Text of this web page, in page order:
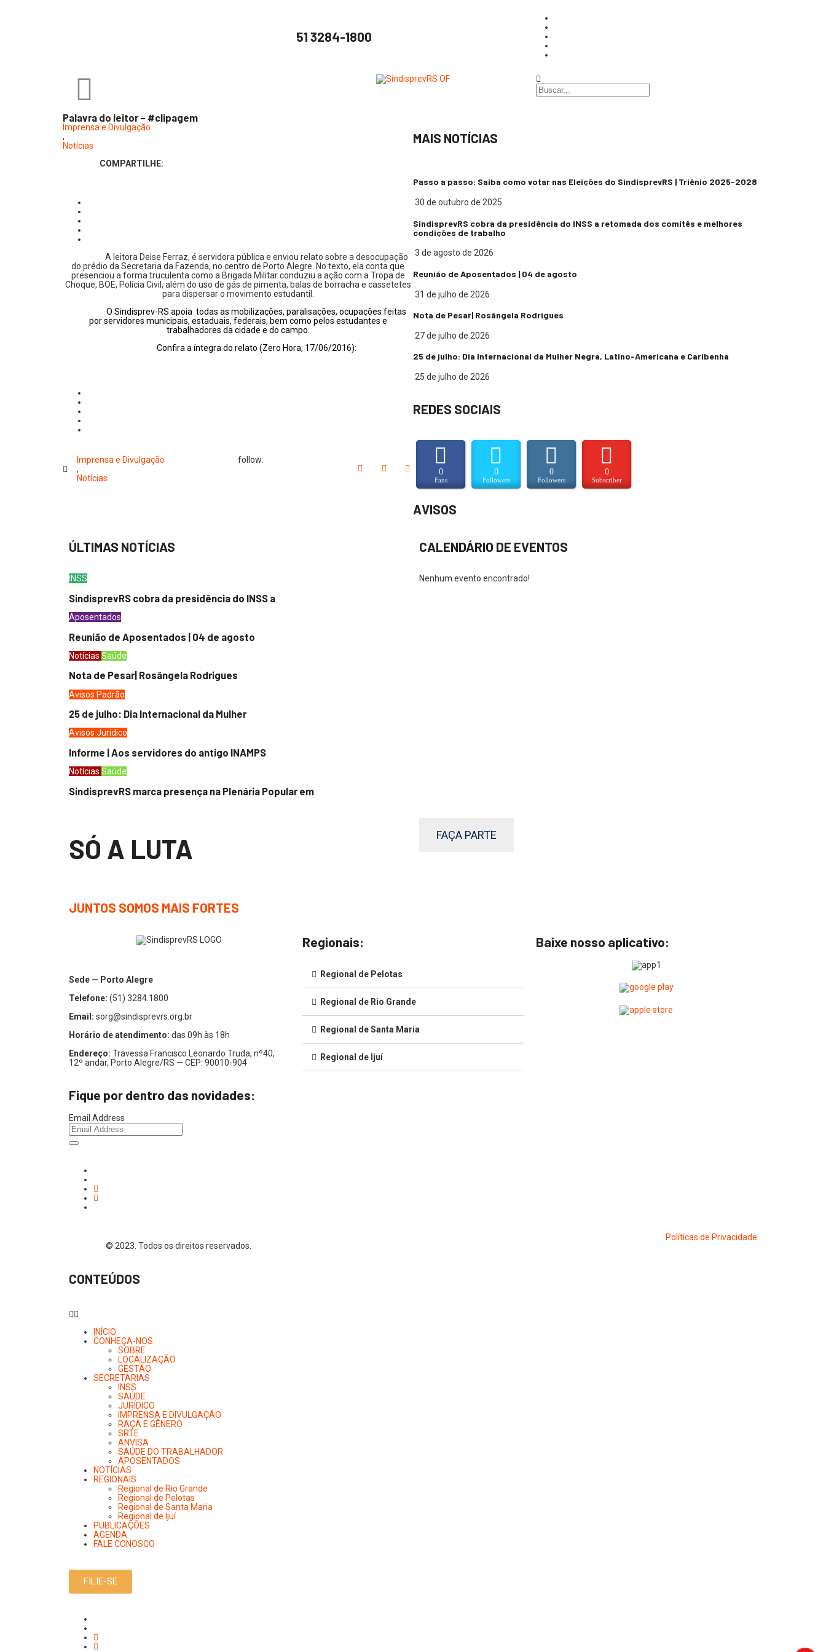
51 3284-1800
Palavra do leitor – #clipagem
Imprensa e Divulgação
,
Notícias
COMPARTILHE:
A leitora Deise Ferraz, é servidora pública e enviou relato sobre a desocupação
do prédio da Secretaria da Fazenda, no centro de Porto Alegre. No texto, ela conta que
presenciou a forma truculenta como a Brigada Militar conduziu a ação com a Tropa de
Choque, BOE, Polícia Civil, além do uso de gás de pimenta, balas de borracha e cassetetes
para dispersar o movimento estudantil.
O Sindisprev-RS apoia todas as mobilizações, paralisações, ocupações feitas
por servidores municipais, estaduais, federais, bem como pelos estudantes e
trabalhadores da cidade e do campo.
Confira a íntegra do relato (Zero Hora, 17/06/2016):
Imprensa e Divulgação
,
Notícias
follow:
MAIS NOTÍCIAS
Passo a passo: Saiba como votar nas Eleições do SindisprevRS | Triênio 2025-2028
30 de outubro de 2025
SindisprevRS cobra da presidência do INSS a retomada dos comitês e melhores
condições de trabalho
3 de agosto de 2026
Reunião de Aposentados | 04 de agosto
31 de julho de 2026
Nota de Pesar| Rosângela Rodrigues
27 de julho de 2026
25 de julho: Dia Internacional da Mulher Negra, Latino-Americana e Caribenha
25 de julho de 2026
REDES SOCIAIS
0
Fans
0
Followers
0
Followers
0
Subscriber
AVISOS
ÚLTIMAS NOTÍCIAS
INSS
SindisprevRS cobra da presidência do INSS a
Aposentados
Reunião de Aposentados | 04 de agosto
Notícias Saúde
Nota de Pesar| Rosângela Rodrigues
Avisos Padrão
25 de julho: Dia Internacional da Mulher
Avisos Jurídico
Informe | Aos servidores do antigo INAMPS
Notícias Saúde
SindisprevRS marca presença na Plenária Popular em
CALENDÁRIO DE EVENTOS
Nenhum evento encontrado!
SÓ A LUTA
JUNTOS SOMOS MAIS FORTES
FAÇA PARTE
Sede — Porto Alegre
Telefone: (51) 3284.1800
Email: sorg@sindisprevrs.org.br
Horário de atendimento: das 09h às 18h
Endereço: Travessa Francisco Leonardo Truda, nº40,
12º andar, Porto Alegre/RS — CEP: 90010-904
Fique por dentro das novidades:
Email Address
Regionais:
Regional de Pelotas
Regional de Rio Grande
Regional de Santa Maria
Regional de Ijuí
Baixe nosso aplicativo:
© 2023. Todos os direitos reservados.
Políticas de Privacidade
CONTEÚDOS
INÍCIO
CONHEÇA-NOS
SOBRE
LOCALIZAÇÃO
GESTÃO
SECRETARIAS
INSS
SAÚDE
JURÍDICO
IMPRENSA E DIVULGAÇÃO
RAÇA E GÊNERO
SRTE
ANVISA
SAÚDE DO TRABALHADOR
APOSENTADOS
NOTÍCIAS
REGIONAIS
Regional de Rio Grande
Regional de Pelotas
Regional de Santa Maria
Regional de Ijuí
PUBLICAÇÕES
AGENDA
FALE CONOSCO
FILIE-SE